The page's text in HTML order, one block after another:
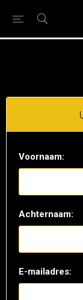
Voornaam:
Achternaam:
E-mailadres: